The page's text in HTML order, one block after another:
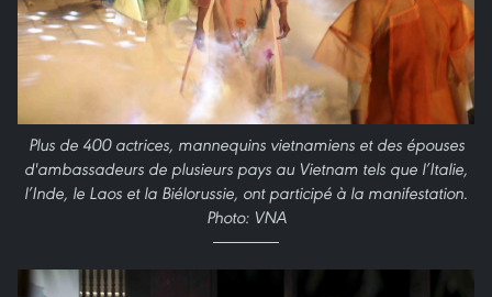
Plus de 400 actrices, mannequins vietnamiens et des épouses
d'ambassadeurs de plusieurs pays au Vietnam tels que l’Italie,
l’Inde, le Laos et la Biélorussie, ont participé à la manifestation.
Photo: VNA